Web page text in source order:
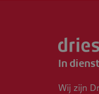
In
Wij zijn